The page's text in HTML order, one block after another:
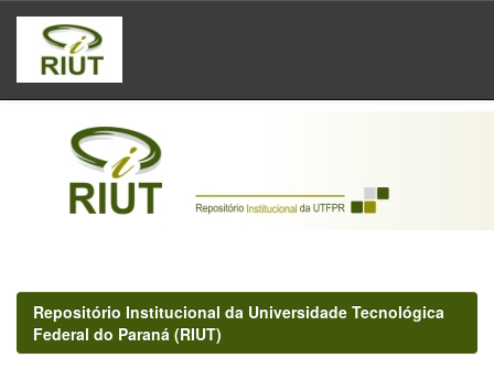
Skip
navigation
Repositório Institucional da Universidade Tecnológica
Federal do Paraná (RIUT)